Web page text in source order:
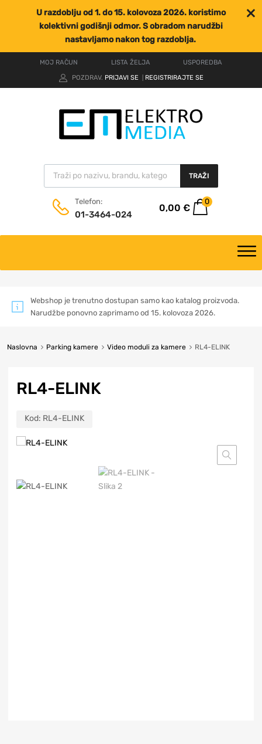
U razdoblju od 1. do 15. kolovoza 2026. koristimo
kolektivni godišnji odmor. S obradom narudžbi
nastavljamo nakon tog razdoblja.
MOJ RAČUN LISTA ŽELJA
USPOREDBA
POZDRAV. PRIJAVI SE REGISTRIRAJTE SE
TRAŽI
Telefon:
01-3464-024
0,00 €
0
Webshop je trenutno dostupan samo kao katalog proizvoda.
Narudžbe ponovno zaprimamo od 15. kolovoza 2026.
Naslovna Parking kamere Video moduli za kamere RL4-ELINK
RL4-ELINK
Kod: RL4-ELINK